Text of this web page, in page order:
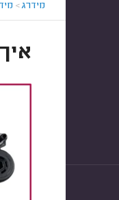
מידרג>